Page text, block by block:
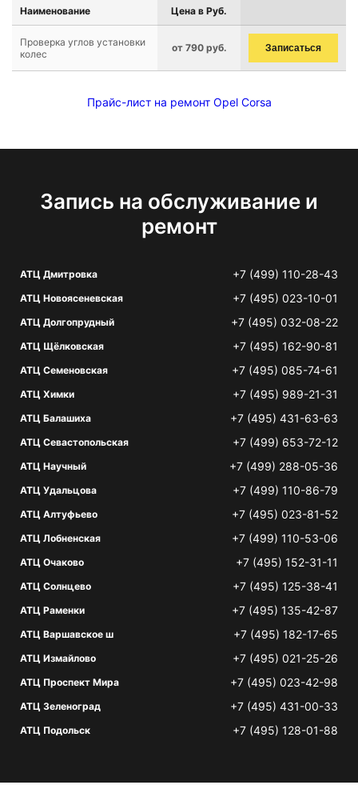
Наименование Цена в Руб.
Проверка углов установки
колес
от 790 руб. Записаться
Прайс-лист на ремонт Opel Corsa
Запись на обслуживание и
ремонт
АТЦ Дмитровка +7 (499) 110-28-43
АТЦ Новоясеневская +7 (495) 023-10-01
АТЦ Долгопрудный +7 (495) 032-08-22
АТЦ Щёлковская +7 (495) 162-90-81
АТЦ Семеновская +7 (495) 085-74-61
АТЦ Химки +7 (495) 989-21-31
АТЦ Балашиха +7 (495) 431-63-63
АТЦ Севастопольская +7 (499) 653-72-12
АТЦ Научный +7 (499) 288-05-36
АТЦ Удальцова +7 (499) 110-86-79
АТЦ Алтуфьево +7 (495) 023-81-52
АТЦ Лобненская +7 (499) 110-53-06
АТЦ Очаково +7 (495) 152-31-11
АТЦ Солнцево +7 (495) 125-38-41
АТЦ Раменки +7 (495) 135-42-87
АТЦ Варшавское ш +7 (495) 182-17-65
АТЦ Измайлово +7 (495) 021-25-26
АТЦ Проспект Мира +7 (495) 023-42-98
АТЦ Зеленоград +7 (495) 431-00-33
АТЦ Подольск +7 (495) 128-01-88